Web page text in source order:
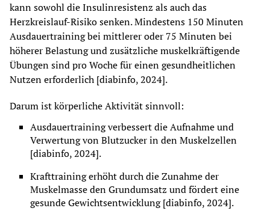
kann sowohl die Insulinresistenz als auch das
Herzkreislauf-Risiko senken. Mindestens 150 Minuten
Ausdauertraining bei mittlerer oder 75 Minuten bei
höherer Belastung und zusätzliche muskelkräftigende
Übungen sind pro Woche für einen gesundheitlichen
Nutzen erforderlich [diabinfo, 2024].
Darum ist körperliche Aktivität sinnvoll:
Ausdauertraining verbessert die Aufnahme und
Verwertung von Blutzucker in den Muskelzellen
[diabinfo, 2024].
Krafttraining erhöht durch die Zunahme der
Muskelmasse den Grundumsatz und fördert eine
gesunde Gewichtsentwicklung [diabinfo, 2024].